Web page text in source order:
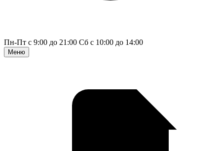
Пн-Пт с 9:00 до 21:00 Сб с 10:00 до 14:00
Меню